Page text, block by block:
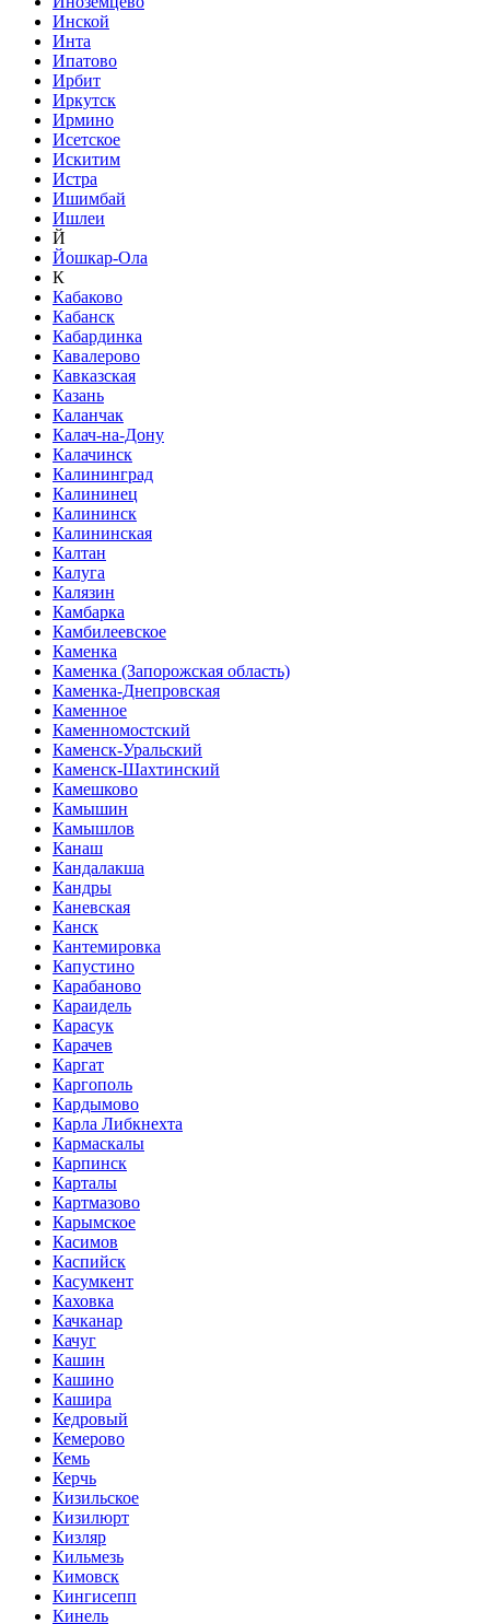
Инской
Инта
Ипатово
Ирбит
Иркутск
Ирмино
Исетское
Искитим
Истра
Ишимбай
Ишлеи
Й
Йошкар-Ола
К
Кабаково
Кабанск
Кабардинка
Кавалерово
Кавказская
Казань
Каланчак
Калач-на-Дону
Калачинск
Калининград
Калининец
Калининск
Калининская
Калтан
Калуга
Калязин
Камбарка
Камбилеевское
Каменка
Каменка (Запорожская область)
Каменка-Днепровская
Каменное
Каменномостский
Каменск-Уральский
Каменск-Шахтинский
Камешково
Камышин
Камышлов
Канаш
Кандалакша
Кандры
Каневская
Канск
Кантемировка
Капустино
Карабаново
Караидель
Карасук
Карачев
Каргат
Каргополь
Кардымово
Карла Либкнехта
Кармаскалы
Карпинск
Карталы
Картмазово
Карымское
Касимов
Каспийск
Касумкент
Каховка
Качканар
Качуг
Кашин
Кашино
Кашира
Кедровый
Кемерово
Кемь
Керчь
Кизильское
Кизилюрт
Кизляр
Кильмезь
Кимовск
Кингисепп
Кинель